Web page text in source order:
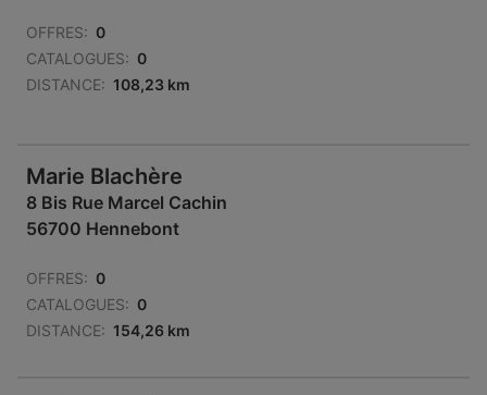
OFFRES: 0
CATALOGUES: 0
DISTANCE: 108,23 km
Marie Blachère
8 Bis Rue Marcel Cachin
56700 Hennebont
OFFRES: 0
CATALOGUES: 0
DISTANCE: 154,26 km